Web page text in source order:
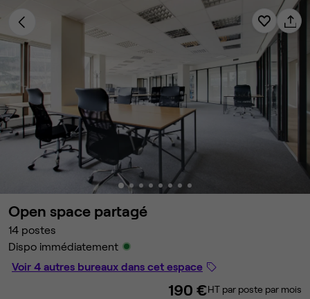
Open space partagé
14 postes
Dispo immédiatement
Voir 4 autres bureaux dans cet espace
190 €HT par poste par mois